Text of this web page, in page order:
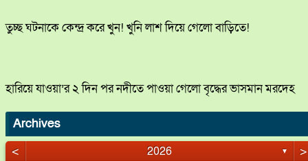
তুচ্ছ ঘটনাকে কেন্দ্র করে খুন! খুনি লাশ দিয়ে গেলো বাড়িতে!
হারিয়ে যাওয়া’র ২ দিন পর নদীতে পাওয়া গেলো বৃদ্ধের ভাসমান মরদেহ
Archives
<
2026 ▼ >